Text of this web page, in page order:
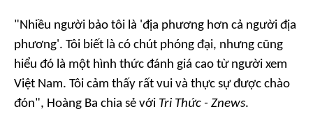
"Nhiều người bảo tôi là 'địa phương hơn cả người địa
phương'. Tôi biết là có chút phóng đại, nhưng cũng
hiểu đó là một hình thức đánh giá cao từ người xem
Việt Nam. Tôi cảm thấy rất vui và thực sự được chào
đón", Hoàng Ba chia sẻ với Tri Thức - Znews.